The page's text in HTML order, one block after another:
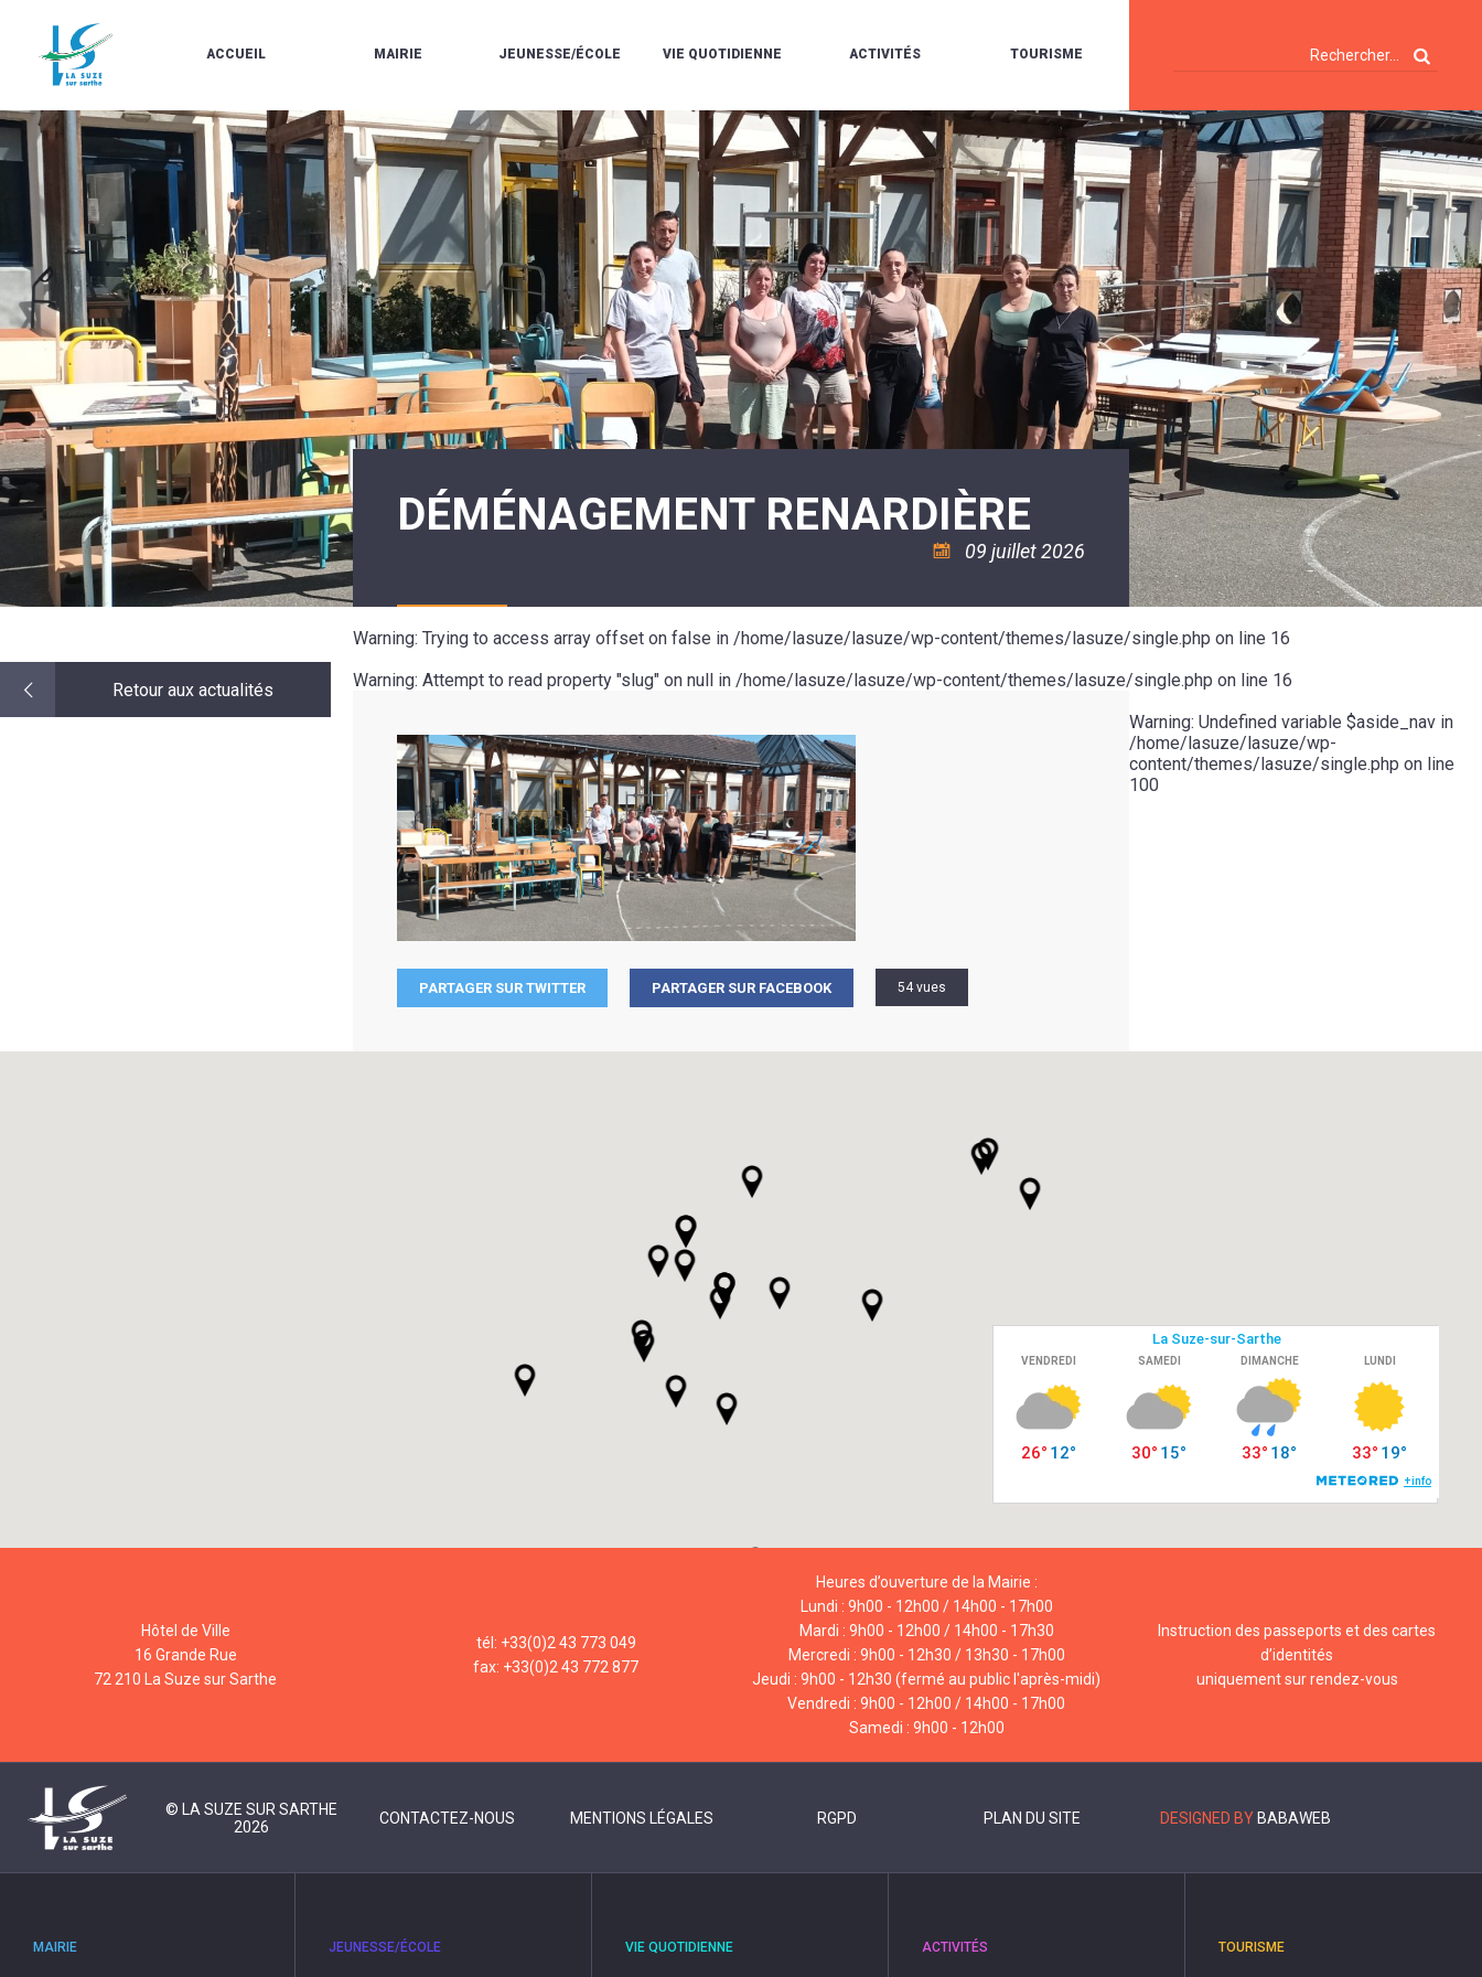
ACCUEIL
LE
MARCHÉ
À
PROPOS
SUZE
BULLETINS
EN
LIGNE
AGENDA
SUZE
DÉBUT
DU
20ÈME
MAIRIE
LES
ÉLUS
CONTACTS
/
HORAIRES
URBANISME/PLU
EN
LIGNE
CARTES
D'IDENTITÉ-
PASSEPORTS
LE
CMJ
RÉUNIONS
DU
CONSEIL
MUNICIPAL
ARRÊTÉS
ET
DÉCISIONS
DU
MAIRE
LE
MOT
DE
LA
MINORITÉ
JEUNESSE/ÉCOLE
L'ACCUEIL
DE
LOISIRS
LE
PÉRISCOLAIRE
/
LES
MERCREDIS
RÉCRÉATIFS
LE
RESTAURANT
SCOLAIRE
LES
ÉCOLES
/
LE
COLLÈGE
ESPACE
JEUNES
11
-
ASSOCIATION
LA
VIE QUOTIDIENNE
DE
VIE
SOCIALE
QUELQUES
RÈGLES
DE
VIE
ENVIRONNEMENT
L'EAU
ET
L'ASSAINISSEMENT
LA
RÉSIDENCE
AUTONOMIE
CCAS
LA
/
RISQUES
ACTIVITÉS
LA
MÉDIATHÈQUE
L'ÉCOLE
COMMUNAUTAIRE
MUSIQUE
L'ÉCOLE
COMMUNAUTAIRE
DE
DANSE
LA
PISCINE
COMMUNAUTAIRE
ASSOCIATIONS
TOURISME
LA
VOIE
VERTE
VISITES
ET
DÉCOUVERTES
LES
RANDONNÉES
LE
CAMPING
POUR
CAMPING-
CARS
TENTES
ET
CARAVANES
LA
FLUVIALE
VENIR
Retour aux actualités
Warning: Trying to access array offset on false in /home/lasuze/lasuze/wp-content/themes/lasuze/single.php on line 16
Warning: Attempt to read property "slug" on null in /home/lasuze/lasuze/wp-content/themes/lasuze/single.php on line 16
DÉMÉNAGEMENT RENARDIÈRE
09 juillet 2026
PARTAGER SUR TWITTER PARTAGER SUR FACEBOOK 54 vues
Warning: Undefined variable $aside_nav in
/home/lasuze/lasuze/wp-
content/themes/lasuze/single.php on line
100
Hôtel de Ville
16 Grande Rue
72 210 La Suze sur Sarthe
tél: +33(0)2 43 773 049
fax: +33(0)2 43 772 877
Heures d’ouverture de la Mairie :
Lundi : 9h00 - 12h00 / 14h00 - 17h00
Mardi : 9h00 - 12h00 / 14h00 - 17h30
Mercredi : 9h00 - 12h30 / 13h30 - 17h00
Jeudi : 9h00 - 12h30 (fermé au public l'après-midi)
Vendredi : 9h00 - 12h00 / 14h00 - 17h00
Samedi : 9h00 - 12h00
Instruction des passeports et des cartes
d’identités
uniquement sur rendez-vous
© LA SUZE SUR SARTHE
2026
CONTACTEZ-NOUS MENTIONS LÉGALES RGPD PLAN DU SITE DESIGNED BY BABAWEB
MAIRIE JEUNESSE/ÉCOLE VIE QUOTIDIENNE ACTIVITÉS TOURISME